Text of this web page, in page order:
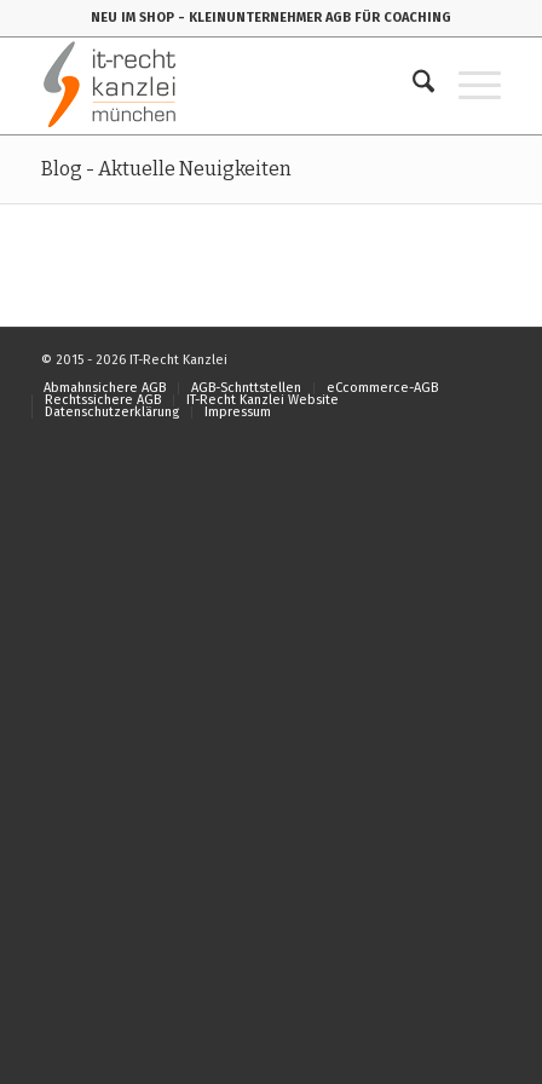
NEU IM SHOP - KLEINUNTERNEHMER AGB FÜR COACHING
Blog - Aktuelle Neuigkeiten
© 2015 - 2026 IT-Recht Kanzlei
Abmahnsichere AGB
AGB-Schnttstellen eCcommerce-AGB
Rechtssichere AGB IT-Recht Kanzlei Website
Datenschutzerklärung Impressum